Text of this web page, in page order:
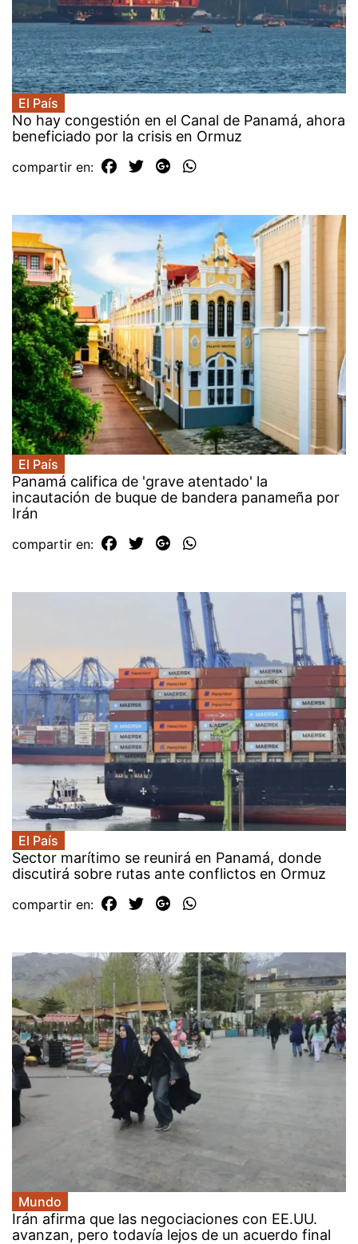
El País
No hay congestión en el Canal de Panamá, ahora
beneficiado por la crisis en Ormuz
compartir en:
El País
Panamá califica de 'grave atentado' la
incautación de buque de bandera panameña por
Irán
compartir en:
El País
Sector marítimo se reunirá en Panamá, donde
discutirá sobre rutas ante conflictos en Ormuz
compartir en:
Mundo
Irán afirma que las negociaciones con EE.UU.
avanzan, pero todavía lejos de un acuerdo final